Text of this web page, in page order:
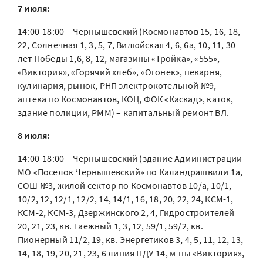
7 июля:
14:00-18:00 – Чернышевский (Космонавтов 15, 16, 18,
22, Солнечная 1, 3, 5, 7, Вилюйская 4, 6, 6а, 10, 11, 30
лет Победы 1,6, 8, 12, магазины «Тройка», «555»,
«Виктория», «Горячий хлеб», «Огонек», пекарня,
кулинария, рынок, РНП электрокотельной №9,
аптека по Космонавтов, КОЦ, ФОК «Каскад», каток,
здание полиции, РММ) – капитальный ремонт ВЛ.
8 июля:
14:00-18:00 – Чернышевский (здание Администрации
МО «Поселок Чернышевский» по Каландрашвили 1а,
СОШ №3, жилой сектор по Космонавтов 10/а, 10/1,
10/2, 12, 12/1, 12/2, 14, 14/1, 16, 18, 20, 22, 24, КСМ-1,
КСМ-2, КСМ-3, Дзержинского 2, 4, Гидростроителей
20, 21, 23, кв. Таежный 1, 3, 12, 59/1, 59/2, кв.
Пионерный 11/2, 19, кв. Энергетиков 3, 4, 5, 11, 12, 13,
14, 18, 19, 20, 21, 23, 6 линия ПДУ-14, м-ны «Виктория»,